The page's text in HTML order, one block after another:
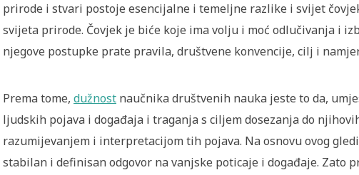
prirode i stvari postoje esencijalne i temeljne razlike i svijet
svijeta prirode. Čovjek je biće koje ima volju i moć odlučivanja i
njegove postupke prate pravila, društvene konvencije, cilj i
Prema tome, dužnost naučnika društvenih nauka jeste to da,
ljudskih pojava i događaja i traganja s ciljem dosezanja do
razumijevanjem i interpretacijom tih pojava. Na osnovu ovog
stabilan i definisan odgovor na vanjske poticaje i događaje. Zato